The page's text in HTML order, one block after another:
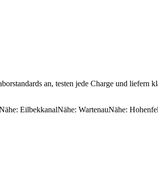
an, testen jede Charge und
EilbekkanalNähe: WartenauNähe: